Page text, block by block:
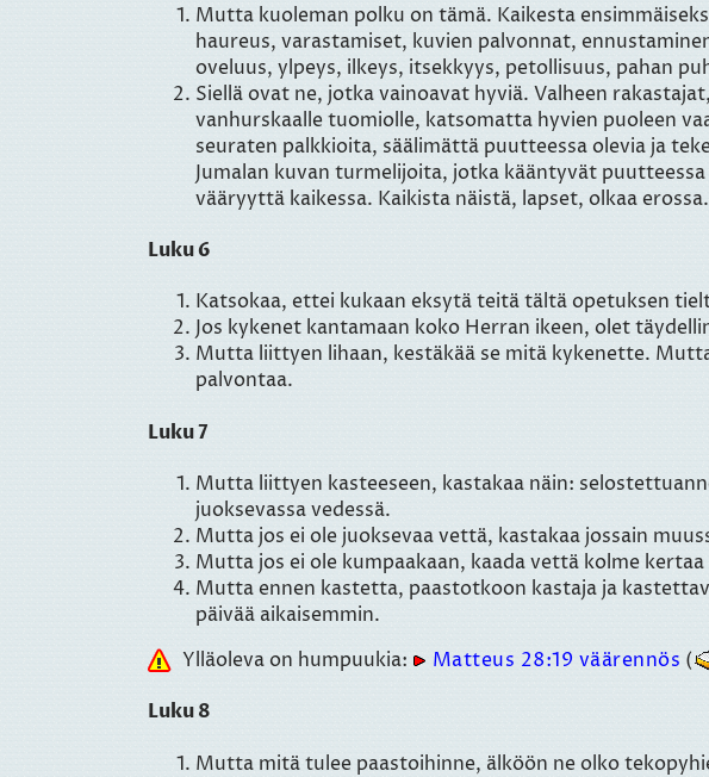
Mutta kuoleman polku on tämä. Kaikesta
haureus, varastamiset, kuvien palvonnat,
oveluus, ylpeys, ilkeys, itsekkyys, petollisuus, pahan
Siellä ovat ne, jotka vainoavat hyviä. Valheen
vanhurskaalle tuomiolle, katsomatta hyvien puoleen
seuraten palkkioita, säälimättä puutteessa olevia ja
Jumalan kuvan turmelijoita, jotka kääntyvät
vääryyttä kaikessa. Kaikista näistä, lapset, olkaa erossa.
Luku 6
Katsokaa, ettei kukaan eksytä teitä tältä opetuksen
Jos kykenet kantamaan koko Herran ikeen, olet
Mutta liittyen lihaan, kestäkää se mitä kykenette.
palvontaa.
Luku 7
Mutta liittyen kasteeseen, kastakaa näin:
juoksevassa vedessä.
Mutta jos ei ole juoksevaa vettä, kastakaa jossain
Mutta jos ei ole kumpaakaan, kaada vettä kolme
Mutta ennen kastetta, paastotkoon kastaja ja
päivää aikaisemmin.
Ylläoleva on humpuukia:
Matteus 28:19 väärennös (
Luku 8
Mutta mitä tulee paastoihinne, älköön ne olko